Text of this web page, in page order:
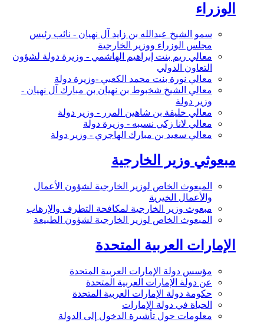
الوزراء
سمو الشيخ عبدالله بن زايد آل نهيان - نائب رئيس
مجلس الوزراء ووزير الخارجية
معالي ريم بنت إبراهيم الهاشمي - وزيرة دولة لشؤون
التعاون الدولي
معالي نورة بنت محمد الكعبي -وزيرة دولة
معالي الشيخ شخبوط بن نهيان بن مبارك آل نهيان -
وزير دولة
معالي خليفة بن شاهين المرر - وزير دولة
معالي لانا زكي نسيبه - وزيرة دولة
معالي سعيد بن مبارك الهاجري - وزير دولة
مبعوثي وزير الخارجية
المبعوث الخاص لوزير الخارجية لشؤون الأعمال
والأعمال الخيرية
مبعوث وزير الخارجية لمكافحة التطرف والإرهاب
المبعوث الخاص لوزير الخارجية لشؤون الطبيعة
الإمارات العربية المتحدة
مؤسس دولة الإمارات العربية المتحدة
عن دولة الإمارات العربية المتحدة
حكومة دولة الإمارات العربية المتحدة
الحياة في دولة الإمارات
معلومات حول تأشيرة الدخول إلى الدولة